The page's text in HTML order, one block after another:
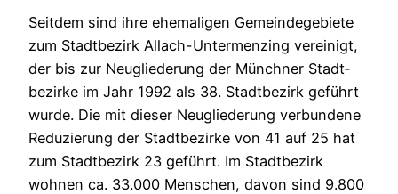
Seitdem sind ihre ehemaligen Gemeindegebiete
zum Stadtbezirk Allach-Untermenzing vereinigt,
der bis zur Neugliederung der Münchner Stadt­
bezirke im Jahr 1992 als 38. Stadtbezirk geführt
wurde. Die mit dieser Neugliederung verbundene
Reduzierung der Stadtbezirke von 41 auf 25 hat
zum Stadtbezirk 23 geführt. Im Stadtbezirk
wohnen ca. 33.000 Menschen, davon sind 9.800